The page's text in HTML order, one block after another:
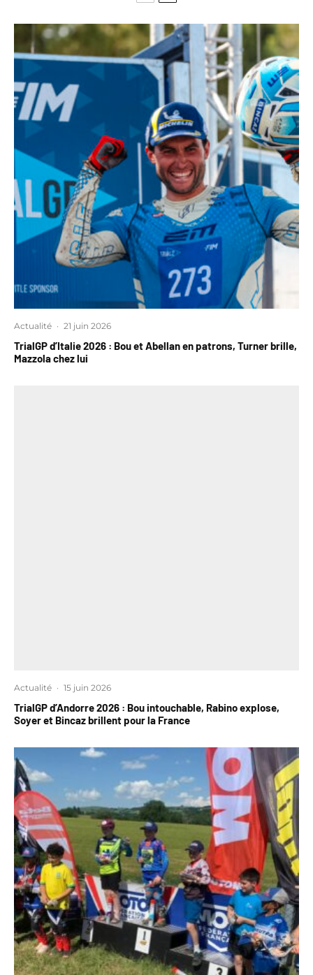
Actualité · 21 juin 2026
TrialGP d’Italie 2026 : Bou et Abellan en patrons, Turner brille,
Mazzola chez lui
Actualité · 15 juin 2026
TrialGP d’Andorre 2026 : Bou intouchable, Rabino explose,
Soyer et Bincaz brillent pour la France